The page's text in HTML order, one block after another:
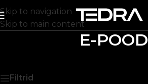
Skip to navigation
Skip to main content
E-POOD
Filtrid